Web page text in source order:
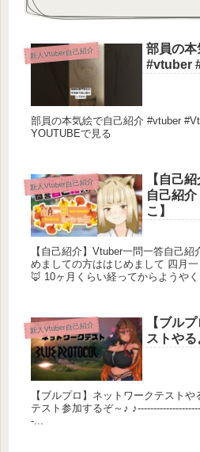
新人Vtuber自己紹介
部員の
#vtuber
部員の本気絵で自己紹介 #vtuber #Vtuber
YOUTUBEで見る
新人Vtuber自己紹介
【自己
自己紹
こ】
【自己紹介】Vtuber一問一答自己紹
めましての方ははじめまして 四月
🦊 10ヶ月くらい経ってからようや
新人Vtuber自己紹介
【ブル
ストや
【ブルプロ】ネットワークテストやるよ！ 出遅れネッ
テスト参加するぞ～♪ ♪--------------------------------------------------------
-...